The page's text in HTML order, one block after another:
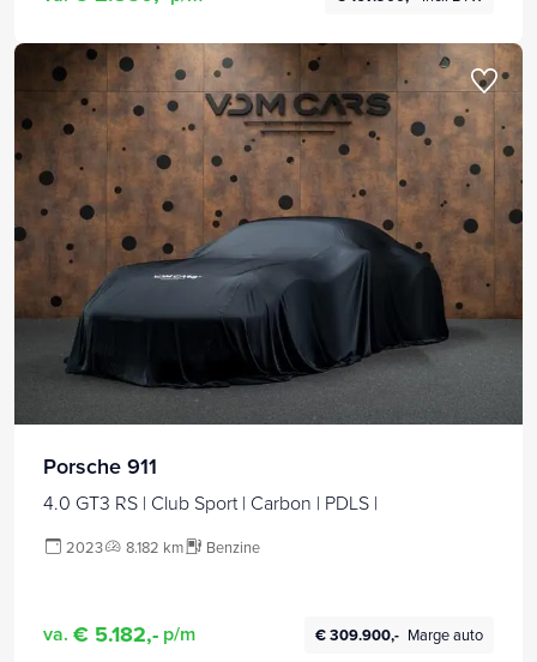
Porsche 911
4.0 GT3 RS | Club Sport | Carbon | PDLS |
2023 8.182 km Benzine
va. € 5.182,- p/m € 309.900,- Marge auto